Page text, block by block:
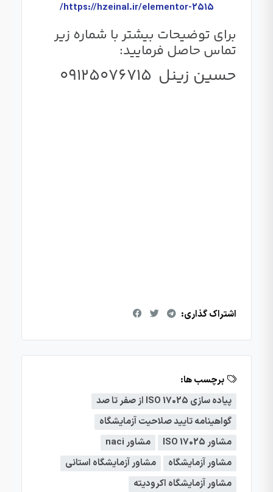
https://hzeinal.ir/elementor-2515/
برای توضیحات بیشتر با شماره زیر
تماس حاصل فرمایید:
حسین زینل 09125076715
اشتراک گذاری:
برچسب ها:
پیاده سازی ISO 17025 از صفر تا صد
گواهینامه تایید صلاحیت آزمایشگاه
مشاور ISO 17025
مشاور naci
مشاور آزمایشگاه
مشاور آزمایشگاه استانی
مشاور آزمایشگاه اکرودیته